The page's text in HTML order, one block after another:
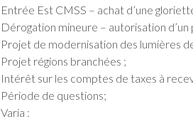
Entrée Est CMSS – achat d’une
Dérogation mineure – autorisation
Projet de modernisation des lumières
Projet régions branchées ;
Intérêt sur les comptes de taxes à
Période de questions;
Varia :